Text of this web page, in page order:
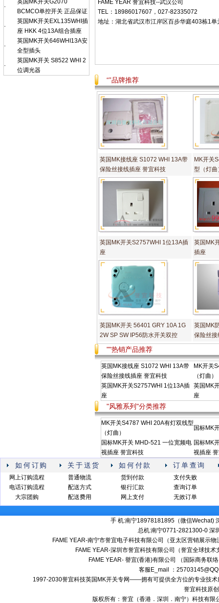
·
英国MK开关G2070
BCMCO单控开关 正品保证
·
英国MK开关EXL135WHI插
座 HKK 4位13A组合插座
·
英国MK开关646WHI13A安
全型插头
·
英国MK开关 S8522 WHI 2
位调光器
FAME YEAR 誉宜科技--武汉公司
TEL：18986017607，027-82335072
地址：湖北省武汉市江岸区百步华庭403栋1
“”品牌推荐
英国MK接线座 S1072 WHI 13A带
保险丝接线插座 誉宜科技
MK开关
型（灯曲
英国MK开关S2757WHI 1位13A插
座
英国MK
插座
英国MK开关 56401 GRY 10A 1G
2W SP SW IP56防水开关双控
英国MK
保险丝接
""热销产品推荐
英国MK接线座 S1072 WHI 13A带
保险丝接线插座 誉宜科技
MK开关
（灯曲）
英国MK开关S2757WHI 1位13A插
座
英国MK
座
"风雅系列"分类推荐
MK开关S4787 WHI 20A有灯双线型
（灯曲）
国标MK
国标MK开关 MHD-521 一位宽频电
视插座 誉宜科技
国标MK
视插座
如何订购 关于送货 如何付款 订单查询
网上订购流程
电话订购流程
大宗团购
普通物流
配送方式
配送费用
货到付款
银行汇款
网上支付
支付失败
查询订单
无效订单
手 机:南宁18978181895（微信
总机:南宁0771-2821300-0 深
FAME YEAR-南宁市誉宜电子科技有限公司（亚太区营销展示
FAME YEAR-深圳市誉宜科技有限公司（誉宜全球技
FAME YEAR- 譽宜(香港)有限公司 （国际商务联
客服E_mail ：
1997-2030誉宜科技英国MK开关专网——拥有可提供全方位的专业技
誉宜科技原
版权所有：誉宜（香港．深圳．南宁）科技有